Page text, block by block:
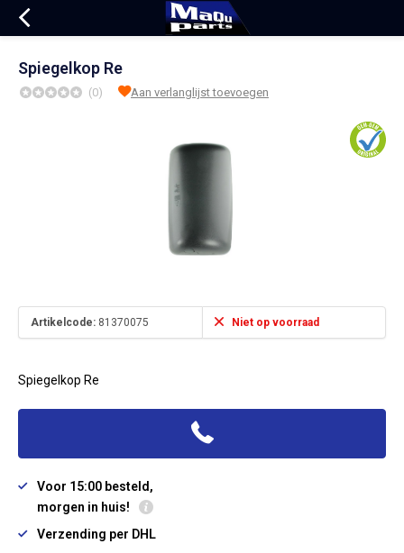
Spiegelkop Re
(0) Aan verlanglijst toevoegen
Artikelcode: 81370075 Niet op voorraad
Spiegelkop Re
Voor 15:00 besteld,
morgen in huis!
Verzending per DHL